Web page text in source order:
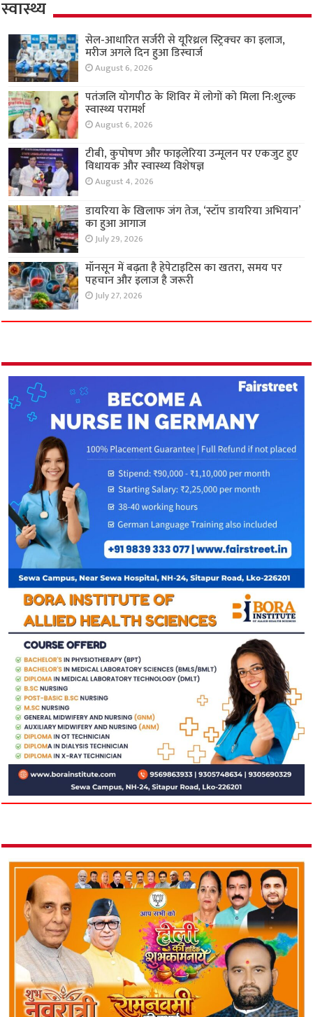
स्वास्थ्य
सेल-आधारित सर्जरी से यूरिथ्रल स्ट्रिक्चर का इलाज,
मरीज अगले दिन हुआ डिस्चार्ज
August 6, 2026
पतंजलि योगपीठ के शिविर में लोगों को मिला नि:शुल्क
स्वास्थ्य परामर्श
August 6, 2026
टीबी, कुपोषण और फाइलेरिया उन्मूलन पर एकजुट हुए
विधायक और स्वास्थ्य विशेषज्ञ
August 4, 2026
डायरिया के खिलाफ जंग तेज, ‘स्टॉप डायरिया अभियान’
का हुआ आगाज
July 29, 2026
मॉनसून में बढ़ता है हेपेटाइटिस का खतरा, समय पर
पहचान और इलाज है जरूरी
July 27, 2026